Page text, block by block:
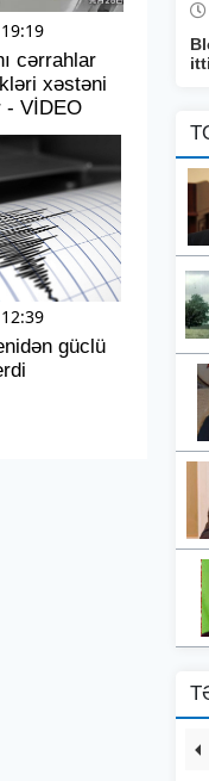
cərrahlar
xəstəni
- VİDEO
güclü